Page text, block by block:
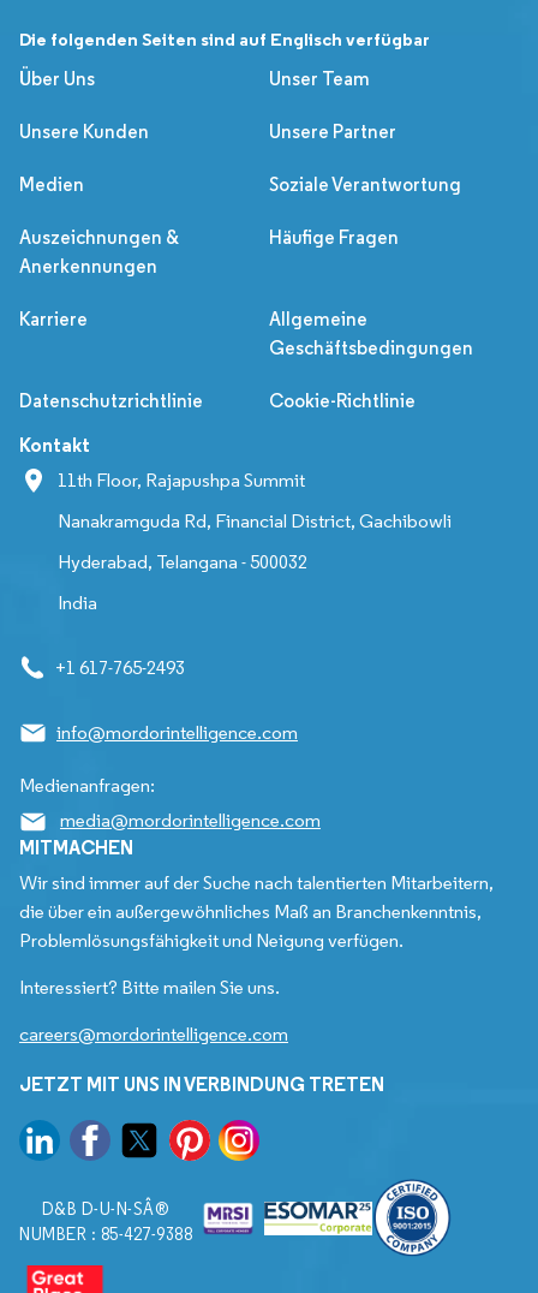
Die folgenden Seiten sind auf Englisch verfügbar
Über Uns
Unser Team
Unsere Kunden Unsere Partner
Medien Soziale Verantwortung
Auszeichnungen &
Anerkennungen
Häufige Fragen
Karriere
Allgemeine
Geschäftsbedingungen
Datenschutzrichtlinie Cookie-Richtlinie
Kontakt
11th Floor, Rajapushpa Summit
Nanakramguda Rd, Financial District, Gachibowli
Hyderabad, Telangana - 500032
India
+1 617-765-2493
info@mordorintelligence.com
Medienanfragen:
media@mordorintelligence.com
MITMACHEN
Wir sind immer auf der Suche nach talentierten Mitarbeitern,
die über ein außergewöhnliches Maß an Branchenkenntnis,
Problemlösungsfähigkeit und Neigung verfügen.
Interessiert? Bitte mailen Sie uns.
careers@mordorintelligence.com
JETZT MIT UNS IN VERBINDUNG TRETEN
D&B D-U-N-SÂ®
NUMBER : 85-427-9388